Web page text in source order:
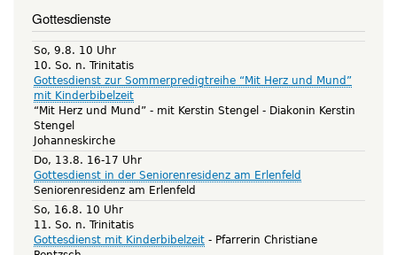
Gottesdienste
So, 9.8. 10 Uhr
10. So. n. Trinitatis
Gottesdienst zur Sommerpredigtreihe “Mit Herz und Mund”
mit Kinderbibelzeit
“Mit Herz und Mund” - mit Kerstin Stengel
Diakonin Kerstin
Stengel
Johanneskirche
Do, 13.8. 16-17 Uhr
Gottesdienst in der Seniorenresidenz am Erlenfeld
Seniorenresidenz am Erlenfeld
So, 16.8. 10 Uhr
11. So. n. Trinitatis
Gottesdienst mit Kinderbibelzeit
Pfarrerin Christiane